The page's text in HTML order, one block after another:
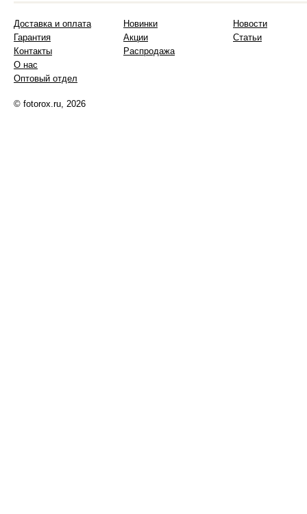
Доставка и оплата
Гарантия
Контакты
О нас
Оптовый отдел
Новинки
Акции
Распродажа
Новости
Статьи
© fotorox.ru, 2026